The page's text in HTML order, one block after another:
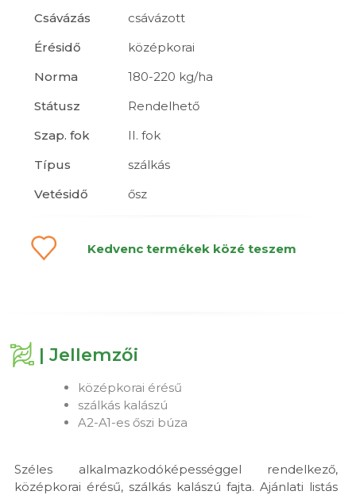
Csávázás
csávázott
Érésidő
középkorai
Norma
180-220 kg/ha
Státusz
Rendelhető
Szap. fok
II. fok
Típus
szálkás
Vetésidő
ősz
Kedvenc termékek közé teszem
| Jellemzői
középkorai érésű
szálkás kalászú
A2-A1-es őszi búza
Széles alkalmazkodóképességgel rendelkező,
középkorai érésű, szálkás kalászú fajta. Ajánlati listás